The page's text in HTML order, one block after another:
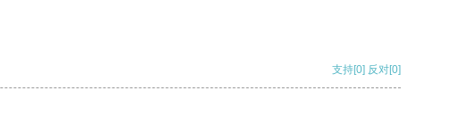
支持[0] 反对[0]